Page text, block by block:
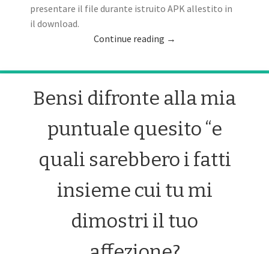
presentare il file durante istruito APK allestito in
il download.
Continue reading →
Bensi difronte alla mia
puntuale quesito “e
quali sarebbero i fatti
insieme cui tu mi
dimostri il tuo